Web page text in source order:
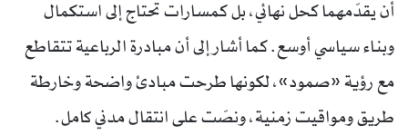
أن يقدّمهما كحل نهائي، بل كمسارات تحتاج إلى استكمال
وبناء سياسي أوسع. كما أشار إلى أن مبادرة الرباعية تتقاطع
مع رؤية «صمود»، لكونها طرحت مبادئ واضحة وخارطة
طريق ومواقيت زمنية، ونصّت على انتقال مدني كامل.